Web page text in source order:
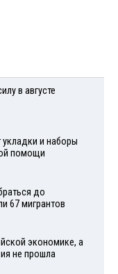
в августе
и наборы
помощи
до
67 мигрантов
экономике, а
не прошла